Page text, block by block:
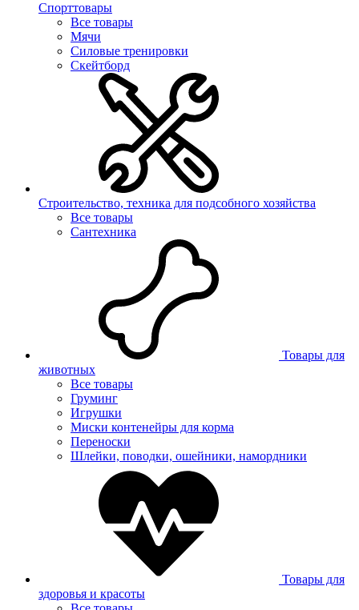
Спорттовары
Все товары
Мячи
Силовые тренировки
Скейтборд
Строительство, техника для подсобного хозяйства
Все товары
Сантехника
Товары для
животных
Все товары
Груминг
Игрушки
Миски контенейры для корма
Переноски
Шлейки, поводки, ошейники, намордники
Товары для
здоровья и красоты